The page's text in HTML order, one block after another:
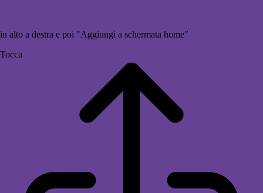
in alto a destra e poi "Aggiungi a schermata home"
Tocca